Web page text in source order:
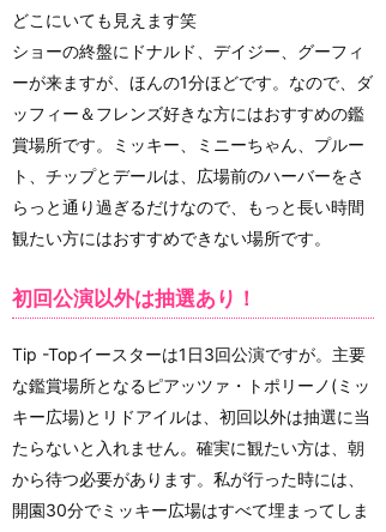
どこにいても見えます笑
ショーの終盤にドナルド、デイジー、グーフィ
ーが来ますが、ほんの1分ほどです。なので、ダ
ッフィー＆フレンズ好きな方にはおすすめの鑑
賞場所です。ミッキー、ミニーちゃん、プルー
ト、チップとデールは、広場前のハーバーをさ
らっと通り過ぎるだけなので、もっと長い時間
観たい方にはおすすめできない場所です。
初回公演以外は抽選あり！
Tip -Topイースターは1日3回公演ですが。主要
な鑑賞場所となるピアッツァ・トポリーノ(ミッ
キー広場)とリドアイルは、初回以外は抽選に当
たらないと入れません。確実に観たい方は、朝
から待つ必要があります。私が行った時には、
開園30分でミッキー広場はすべて埋まってしま